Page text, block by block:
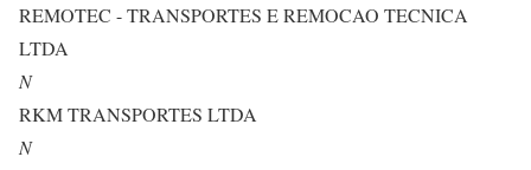
REMOTEC - TRANSPORTES E REMOCAO TECNICA
LTDA
N
RKM TRANSPORTES LTDA
N